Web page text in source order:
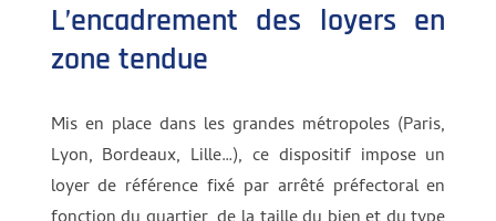
L’encadrement des loyers en
zone tendue
Mis en place dans les grandes métropoles (Paris,
Lyon, Bordeaux, Lille…), ce dispositif impose un
loyer de référence fixé par arrêté préfectoral en